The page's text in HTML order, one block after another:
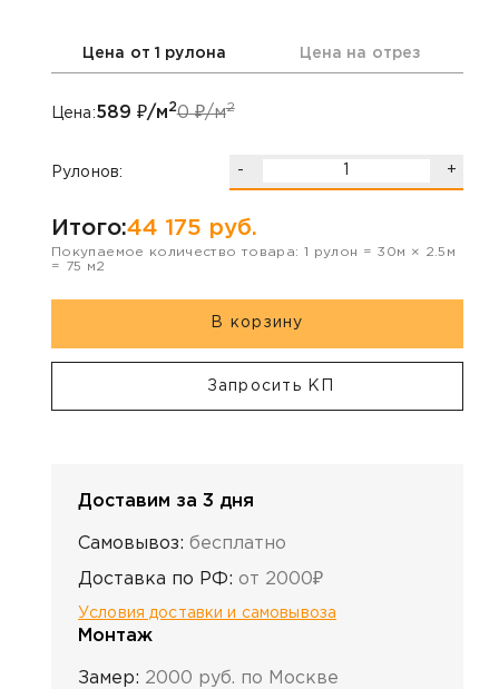
Цена от 1 рулона Цена на отрез
Цена:589 ₽/м20₽/м2
Рулонов: - +
Итого:44 175 руб.
Покупаемое количество товара: 1 рулон = 30м × 2.5 м
=
75 м2
В корзину
Запросить КП
Доставим за 3 дня
Самовывоз: бесплатно
Доставка по РФ: от 2000₽
Условия доставки и самовывоза
Монтаж
Замер: 2000 руб. по Москве